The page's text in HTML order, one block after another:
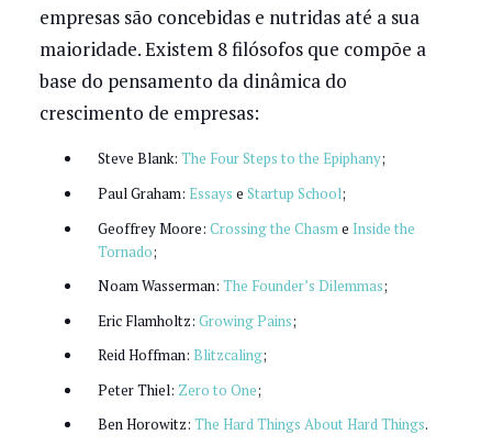
empresas são concebidas e nutridas até a sua
maioridade. Existem 8 filósofos que compõe a
base do pensamento da dinâmica do
crescimento de empresas:
Steve Blank: The Four Steps to the Epiphany;
Paul Graham: Essays e Startup School;
Geoffrey Moore: Crossing the Chasm e Inside the
Tornado;
Noam Wasserman: The Founder’s Dilemmas;
Eric Flamholtz: Growing Pains;
Reid Hoffman: Blitzcaling;
Peter Thiel: Zero to One;
Ben Horowitz: The Hard Things About Hard Things.